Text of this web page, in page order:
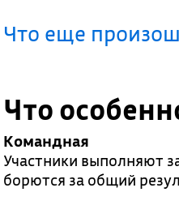
Что еще
Что
Командная
Участники выполняют
борются за общий